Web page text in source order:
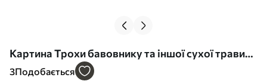
Картина Трохи бавовнику та іншої сухої трави
на тлі розмитого моря, м'яка і приглушена
3Подобається